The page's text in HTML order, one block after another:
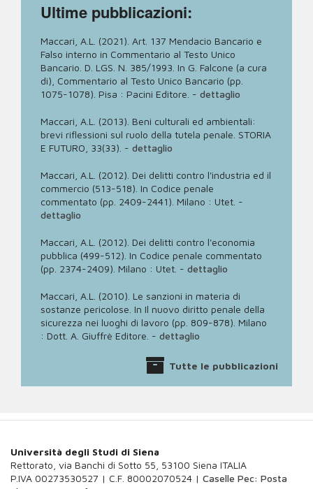
Ultime pubblicazioni:
Maccari, A.L. (2021). Art. 137 Mendacio Bancario e
Falso interno in Commentario al Testo Unico
Bancario. D. LGS. N. 385/1993. In G. Falcone (a cura
di), Commentario al Testo Unico Bancario (pp.
1075-1078). Pisa : Pacini Editore. - dettaglio
Maccari, A.L. (2013). Beni culturali ed ambientali:
brevi riflessioni sul ruolo della tutela penale. STORIA
E FUTURO, 33(33). - dettaglio
Maccari, A.L. (2012). Dei delitti contro l'industria ed il
commercio (513-518). In Codice penale
commentato (pp. 2409-2441). Milano : Utet. -
dettaglio
Maccari, A.L. (2012). Dei delitti contro l'economia
pubblica (499-512). In Codice penale commentato
(pp. 2374-2409). Milano : Utet. - dettaglio
Maccari, A.L. (2010). Le sanzioni in materia di
sostanze pericolose. In Il nuovo diritto penale della
sicurezza nei luoghi di lavoro (pp. 809-878). Milano
: Dott. A. Giuffrè Editore. - dettaglio
Tutte le pubblicazioni
Università degli Studi di Siena
Rettorato, via Banchi di Sotto 55, 53100 Siena ITALIA
P.IVA 00273530527 | C.F. 80002070524 | Caselle Pec: Posta